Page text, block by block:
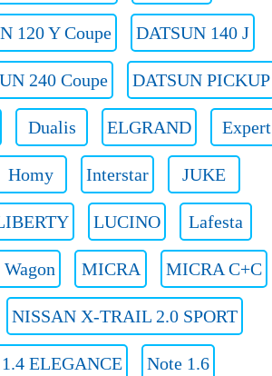
120 Y Coupe DATSUN 140 J
240 Coupe DATSUN PICKUP
Dualis ELGRAND Expert
Homy Interstar JUKE
LUCINO Lafesta
MICRA MICRA C+C
NISSAN X-TRAIL 2.0 SPORT
ELEGANCE Note 1.6